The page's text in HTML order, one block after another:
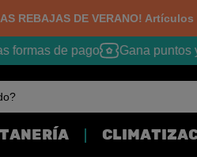
REBAJAS DE VERANO!
formas de pago Gana puntos y